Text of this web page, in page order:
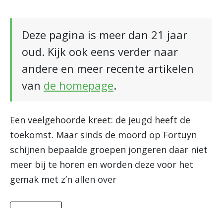
Deze pagina is meer dan 21 jaar
oud. Kijk ook eens verder naar
andere en meer recente artikelen
van de homepage.
Een veelgehoorde kreet: de jeugd heeft de
toekomst. Maar sinds de moord op Fortuyn
schijnen bepaalde groepen jongeren daar niet
meer bij te horen en worden deze voor het
gemak met z’n allen over